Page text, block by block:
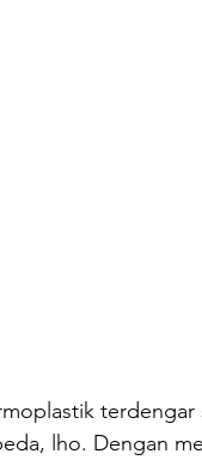
terdengar
lho. Dengan